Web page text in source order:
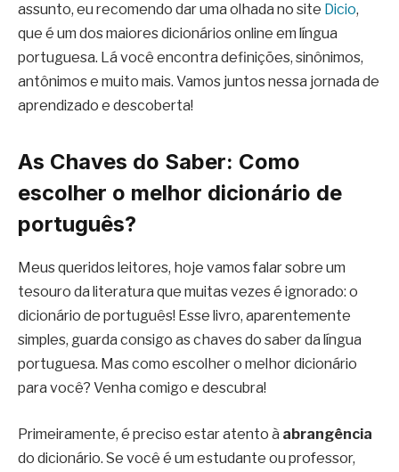
assunto, eu recomendo dar uma olhada no site Dicio,
que é um dos maiores dicionários online em língua
portuguesa. Lá você encontra definições, sinônimos,
antônimos e muito mais. Vamos juntos nessa jornada de
aprendizado e descoberta!
As Chaves do Saber: Como
escolher o melhor dicionário de
português?
Meus queridos leitores, hoje vamos falar sobre um
tesouro da literatura que muitas vezes é ignorado: o
dicionário de português! Esse livro, aparentemente
simples, guarda consigo as chaves do saber da língua
portuguesa. Mas como escolher o melhor dicionário
para você? Venha comigo e descubra!
Primeiramente, é preciso estar atento à abrangência
do dicionário. Se você é um estudante ou professor,